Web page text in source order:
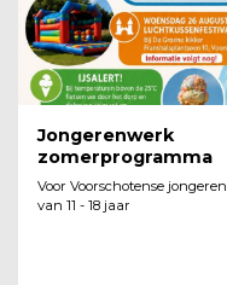
Jongerenwerk
zomerprogramma
Voor Voorschotense jongeren
van 11 - 18 jaar